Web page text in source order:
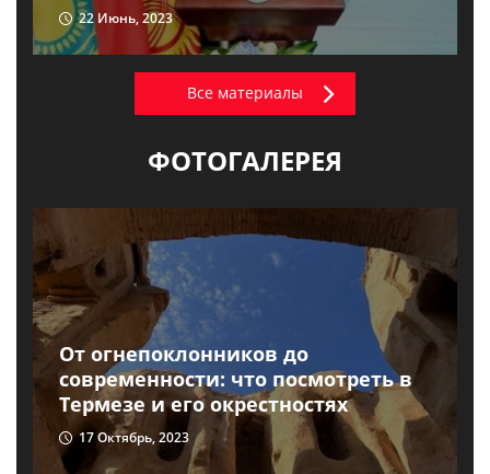
22 Июнь, 2023
Все материалы
ФОТОГАЛЕРЕЯ
От огнепоклонников до
современности: что посмотреть в
Термезе и его окрестностях
17 Октябрь, 2023